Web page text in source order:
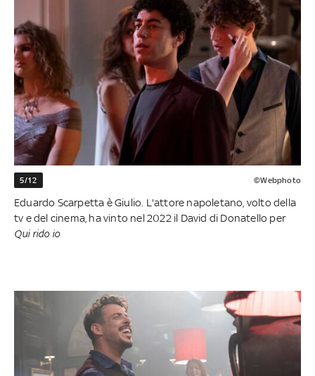
5/12 ©Webphoto
Eduardo Scarpetta è Giulio. L'attore napoletano, volto della
tv e del cinema, ha vinto nel 2022 il David di Donatello per
Qui rido io